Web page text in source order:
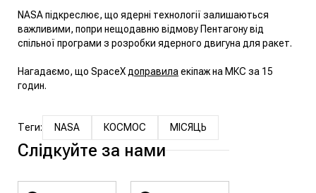
NASA підкреслює, що ядерні технології залишаються
важливими, попри нещодавню відмову Пентагону від
спільної програми з розробки ядерного двигуна для ракет.
Нагадаємо, що SpaceX доправила екіпаж на МКС за 15
годин.
Теги: NASA КОСМОС МІСЯЦЬ
Слідкуйте за нами